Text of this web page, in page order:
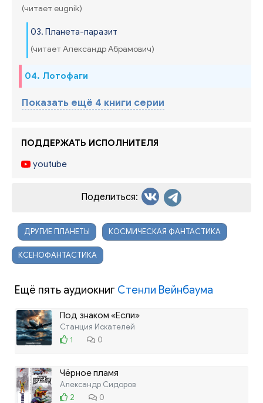
(читает eugnik)
03. Планета-паразит
(читает Александр Абрамович)
04. Лотофаги
Показать ещё 4 книги серии
ПОДДЕРЖАТЬ ИСПОЛНИТЕЛЯ
youtube
Поделиться:
ДРУГИЕ ПЛАНЕТЫ КОСМИЧЕСКАЯ ФАНТАСТИКА
КСЕНОФАНТАСТИКА
Ещё пять аудиокниг Стенли Вейнбаума
Под знаком «Если»
Станция Искателей
1
0
Чёрное пламя
Александр Сидоров
2
0